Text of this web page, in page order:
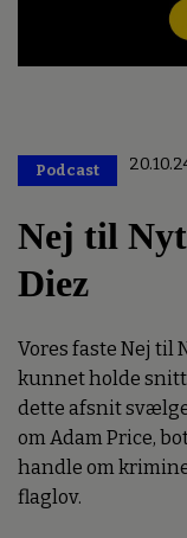
Podcast
Nej til
Diez
Vores faste Nej til
kunnet holde
dette afsnit
om Adam Price,
handle om
flaglov.